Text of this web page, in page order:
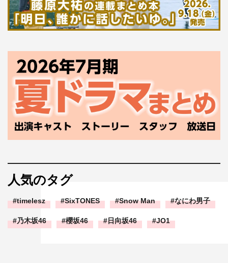
人気のタグ
timelesz SixTONES Snow Man なにわ男子
乃木坂46 櫻坂46 日向坂46 JO1